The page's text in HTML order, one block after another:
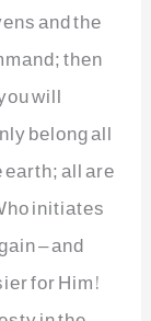
and the
then
will
belong all
all are
initiates
– and
for Him!